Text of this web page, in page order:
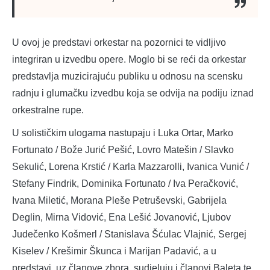
U ovoj je predstavi orkestar na pozornici te vidljivo
integriran u izvedbu opere. Moglo bi se reći da orkestar
predstavlja muzicirajuću publiku u odnosu na scensku
radnju i glumačku izvedbu koja se odvija na podiju iznad
orkestralne rupe.
U solističkim ulogama nastupaju i Luka Ortar, Marko
Fortunato / Bože Jurić Pešić, Lovro Matešin / Slavko
Sekulić, Lorena Krstić / Karla Mazzarolli, Ivanica Vunić /
Stefany Findrik, Dominika Fortunato / Iva Peračković,
Ivana Miletić, Morana Pleše Petruševski, Gabrijela
Deglin, Mirna Vidović, Ena Lešić Jovanović, Ljubov
Judečenko Košmerl / Stanislava Šćulac Vlajnić, Sergej
Kiselev / Krešimir Škunca i Marijan Padavić, a u